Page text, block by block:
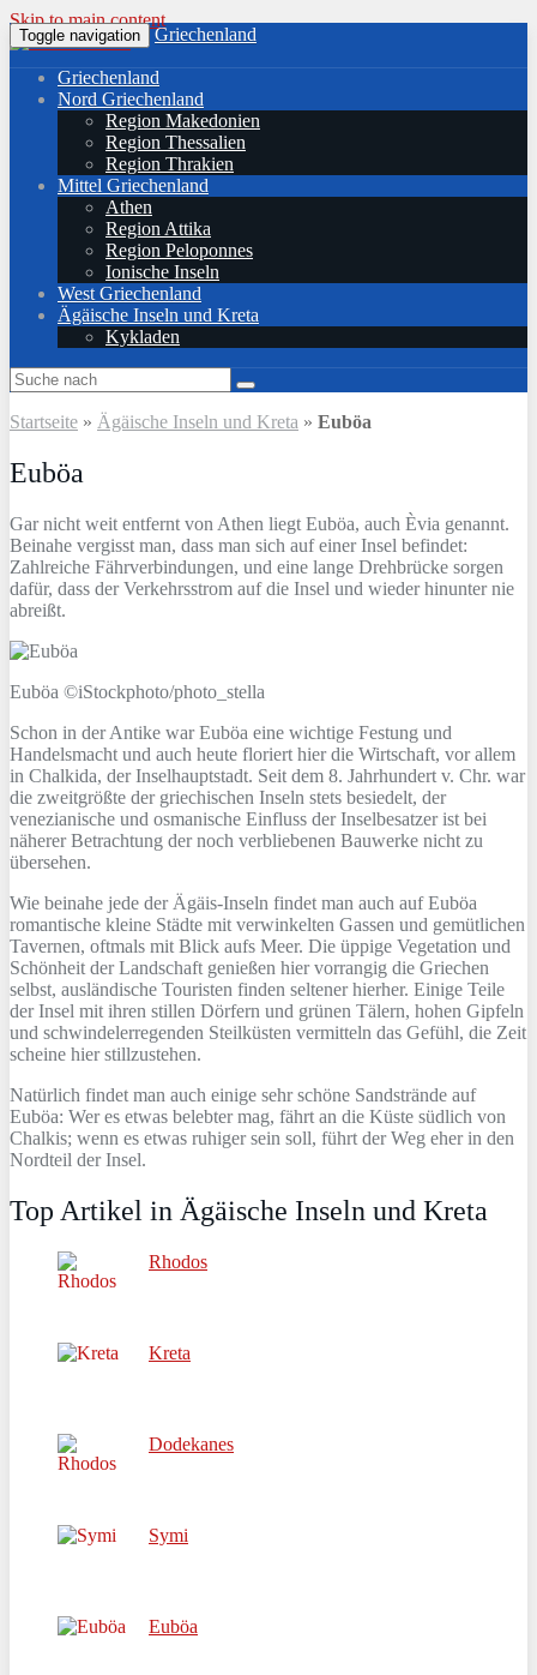
Skip to main content
Toggle navigation Griechenland
Griechenland
Nord Griechenland
Region Makedonien
Region Thessalien
Region Thrakien
Mittel Griechenland
Athen
Region Attika
Region Peloponnes
Ionische Inseln
West Griechenland
Ägäische Inseln und Kreta
Kykladen
Startseite » Ägäische Inseln und Kreta » Euböa
Euböa
Gar nicht weit entfernt von Athen liegt Euböa, auch Èvia genannt.
Beinahe vergisst man, dass man sich auf einer Insel befindet:
Zahlreiche Fährverbindungen, und eine lange Drehbrücke sorgen
dafür, dass der Verkehrsstrom auf die Insel und wieder hinunter nie
abreißt.
Euböa ©iStockphoto/photo_stella
Schon in der Antike war Euböa eine wichtige Festung und
Handelsmacht und auch heute floriert hier die Wirtschaft, vor allem
in Chalkida, der Inselhauptstadt. Seit dem 8. Jahrhundert v. Chr. war
die zweitgrößte der griechischen Inseln stets besiedelt, der
venezianische und osmanische Einfluss der Inselbesatzer ist bei
näherer Betrachtung der noch verbliebenen Bauwerke nicht zu
übersehen.
Wie beinahe jede der Ägäis-Inseln findet man auch auf Euböa
romantische kleine Städte mit verwinkelten Gassen und gemütlichen
Tavernen, oftmals mit Blick aufs Meer. Die üppige Vegetation und
Schönheit der Landschaft genießen hier vorrangig die Griechen
selbst, ausländische Touristen finden seltener hierher. Einige Teile
der Insel mit ihren stillen Dörfern und grünen Tälern, hohen Gipfeln
und schwindelerregenden Steilküsten vermitteln das Gefühl, die Zeit
scheine hier stillzustehen.
Natürlich findet man auch einige sehr schöne Sandstrände auf
Euböa: Wer es etwas belebter mag, fährt an die Küste südlich von
Chalkis; wenn es etwas ruhiger sein soll, führt der Weg eher in den
Nordteil der Insel.
Top Artikel in Ägäische Inseln und Kreta
Rhodos
Kreta
Dodekanes
Symi
Euböa